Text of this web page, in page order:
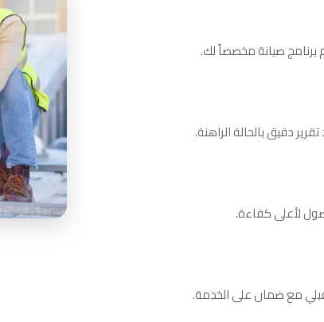
دقيق بالحالة الراهنة.
لأعلى كفاءة.
مع ضمان على الخدمة.